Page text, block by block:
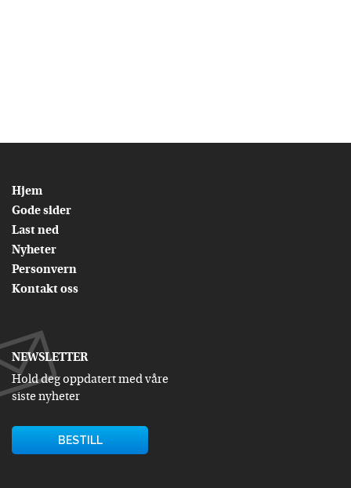
Hjem
Gode sider
Last ned
Nyheter
Personvern
Kontakt oss
NEWSLETTER
Hold deg oppdatert med våre
siste nyheter
BESTILL